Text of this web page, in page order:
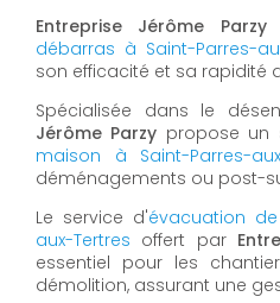
Entreprise Jérôme Parzy
débarras à Saint-Parres-
son efficacité et sa rapidité
Spécialisée dans le
Jérôme Parzy propose
maison à Saint-Parres-
déménagements ou post-
Le service d'évacuation
aux-Tertres offert par
essentiel pour les
démolition, assurant une